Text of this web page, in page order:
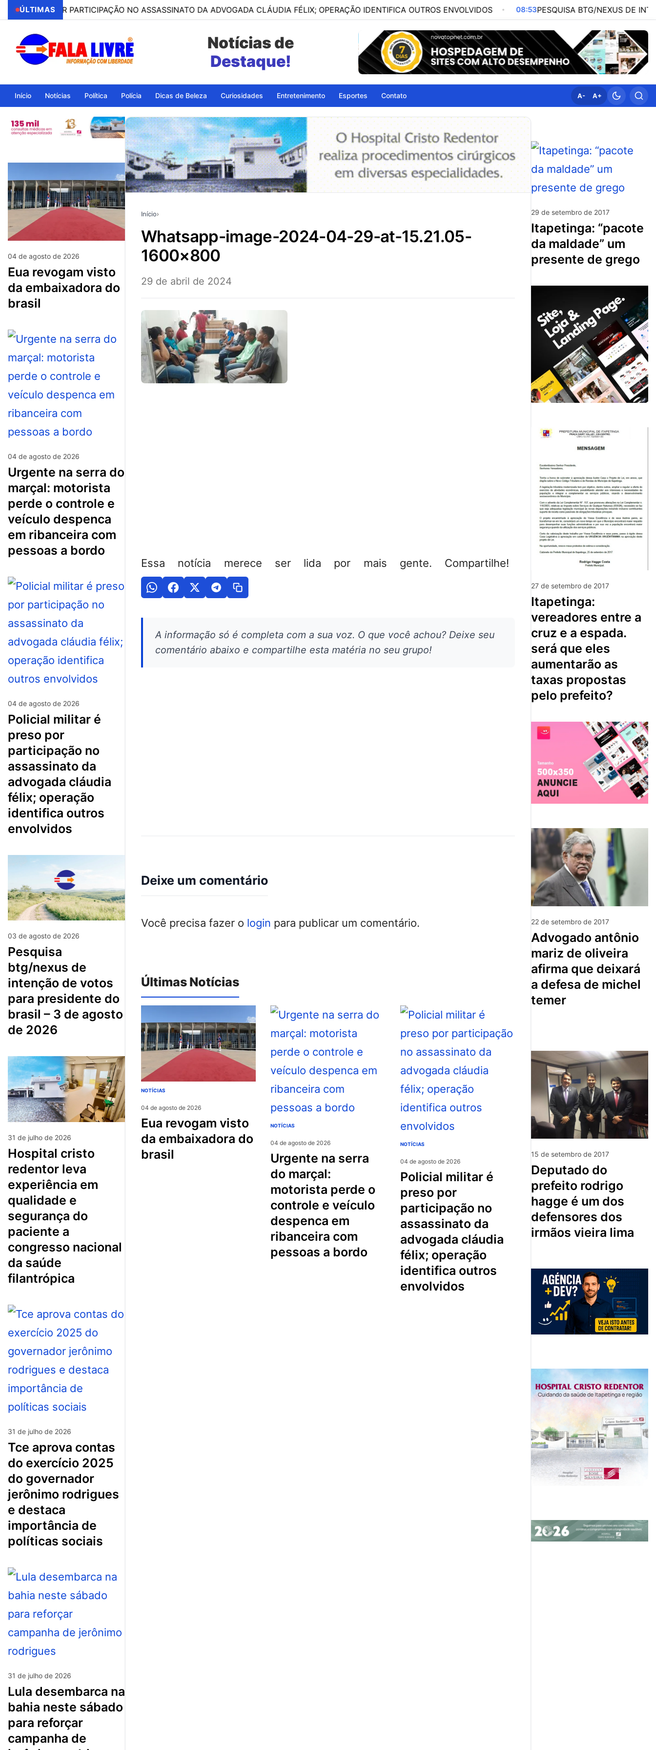
ÚLTIMAS
POR PARTICIPAÇÃO NO ASSASSINATO DA ADVOGADA CLÁUDIA FÉLIX; OPERAÇÃO IDENTIFICA OUTROS ENVOLVIDOS 08:53PESQUISA BTG/NEXUS DE INTENÇÃO DE
Notícias de
Itapetinga - BA
Início Notícias Política Polícia Dicas de Beleza Curiosidades Entretenimento Esportes Contato A- A+
04 de agosto de 2026
eua revogam visto
da embaixadora do
brasil
04 de agosto de 2026
urgente na serra do
marçal: motorista
perde o controle e
veículo despenca
em ribanceira com
pessoas a bordo
04 de agosto de 2026
policial militar é
preso por
participação no
assassinato da
advogada cláudia
félix; operação
identifica outros
envolvidos
03 de agosto de 2026
pesquisa
btg/nexus de
intenção de votos
para presidente do
brasil – 3 de agosto
de 2026
31 de julho de 2026
hospital cristo
redentor leva
experiência em
qualidade e
segurança do
paciente a
congresso nacional
da saúde
filantrópica
31 de julho de 2026
tce aprova contas
do exercício 2025
do governador
jerônimo rodrigues
e destaca
importância de
políticas sociais
31 de julho de 2026
lula desembarca na
bahia neste sábado
para reforçar
campanha de
Início›
whatsapp-image-2024-04-29-at-15.21.05-
1600×800
29 de abril de 2024
Essa notícia merece ser lida por mais gente. Compartilhe!
A informação só é completa com a sua voz. O que você achou? Deixe seu
comentário abaixo e compartilhe esta matéria no seu grupo!
Deixe um comentário
Você precisa fazer o login para publicar um comentário.
Últimas Notícias
NOTÍCIAS
04 de agosto de 2026
eua revogam visto
da embaixadora do
brasil
NOTÍCIAS
04 de agosto de 2026
urgente na serra
do marçal:
motorista perde o
controle e veículo
despenca em
ribanceira com
pessoas a bordo
NOTÍCIAS
04 de agosto de 2026
policial militar é
preso por
participação no
assassinato da
advogada cláudia
félix; operação
identifica outros
envolvidos
29 de setembro de 2017
itapetinga: “pacote
da maldade” um
presente de grego
27 de setembro de 2017
itapetinga:
vereadores entre a
cruz e a espada.
será que eles
aumentarão as
taxas propostas
pelo prefeito?
22 de setembro de 2017
advogado antônio
mariz de oliveira
afirma que deixará
a defesa de michel
temer
15 de setembro de 2017
deputado do
prefeito rodrigo
hagge é um dos
defensores dos
irmãos vieira lima